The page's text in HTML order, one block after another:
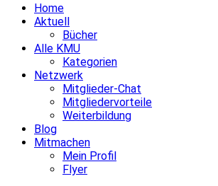
Home
Aktuell
Bücher
Alle KMU
Kategorien
Netzwerk
Mitglieder-Chat
Mitgliedervorteile
Weiterbildung
Blog
Mitmachen
Mein Profil
Flyer